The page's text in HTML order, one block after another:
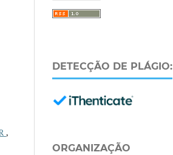
,
DETECÇÃO DE PLÁGIO:
ORGANIZAÇÃO